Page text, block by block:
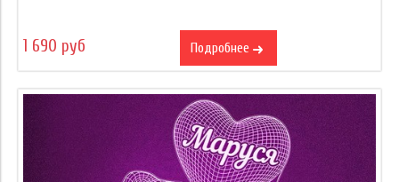
1 690 руб Подробнее